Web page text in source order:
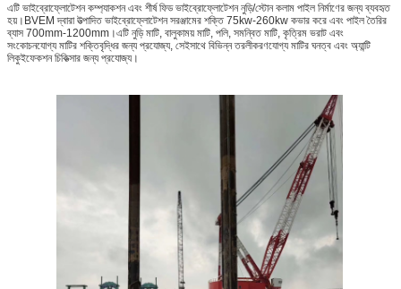
এটি ভাইব্রোফ্লোটেশন কম্প্যাকশন এবং শীর্ষ ফিড ভাইব্রোফ্লোটেশন নুড়ি/স্টোন কলাম পাইল নির্মাণের জন্য ব্যবহৃত
হয়।BVEM দ্বারা উত্পাদিত ভাইব্রোফ্লোটেশন সরঞ্জামের শক্তি 75kw-260kw কভার করে এবং পাইল তৈরির
ব্যাস 700mm-1200mm।এটি নুড়ি মাটি, বালুকাময় মাটি, পলি, সমন্বিত মাটি, কৃত্রিম ভরাট এবং
সংকোচনযোগ্য মাটির শক্তিবৃদ্ধির জন্য প্রযোজ্য, সেইসাথে বিভিন্ন তরলীকরণযোগ্য মাটির ঘনত্ব এবং অ্যান্টি
লিকুইফেকশন চিকিত্সার জন্য প্রযোজ্য।